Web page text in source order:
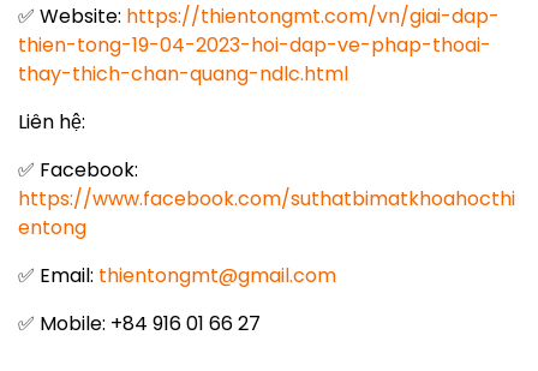
✅ Website: https://thientongmt.com/vn/giai-dap-
thien-tong-19-04-2023-hoi-dap-ve-phap-thoai-
thay-thich-chan-quang-ndlc.html
Liên hệ:
✅ Facebook:
https://www.facebook.com/suthatbimatkhoahocthi
entong
✅ Email: thientongmt@gmail.com
✅ Mobile: +84 916 01 66 27